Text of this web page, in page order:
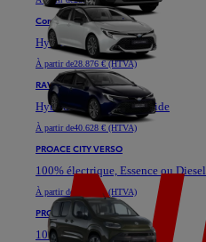
Corolla Touring Sports
Hybride
À partir de28.876 € (HTVA)
RAV4
Hybride ou Plug-in Hybride
À partir de40.628 € (HTVA)
PROACE CITY VERSO
100% électrique, Essence ou Diesel
À partir de 23.333 € (HTVA)
PROACE VERSO
100% électrique ou Diesel